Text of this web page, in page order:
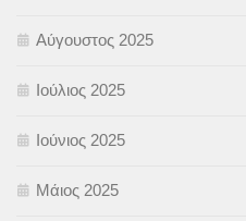
Αύγουστος 2025
Ιούλιος 2025
Ιούνιος 2025
Μάιος 2025